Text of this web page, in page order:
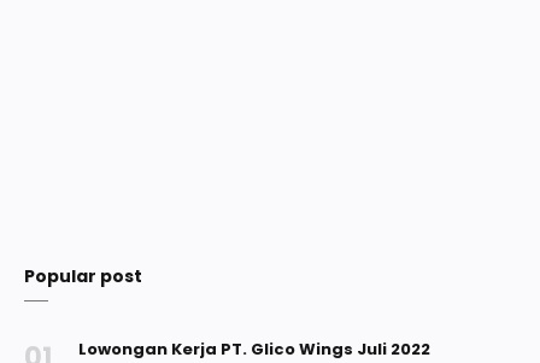
Popular post
Lowongan Kerja PT. Glico Wings Juli 2022